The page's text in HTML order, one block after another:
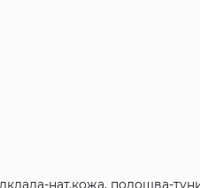
нат.кожа, подошва-